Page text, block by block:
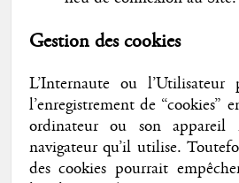
Gestion des cookies
L’Internaute ou l’Utilisateur
l’enregistrement de “cookies”
ordinateur ou son appareil
navigateur qu’il utilise.
des cookies pourrait